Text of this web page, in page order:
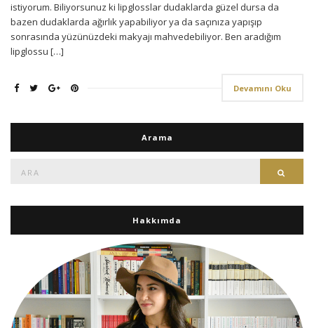
istiyorum. Biliyorsunuz ki lipglosslar dudaklarda güzel dursa da
bazen dudaklarda ağırlık yapabiliyor ya da saçınıza yapışıp
sonrasında yüzünüzdeki makyajı mahvedebiliyor. Ben aradığım
lipglossu […]
Devamını Oku
Arama
Hakkımda